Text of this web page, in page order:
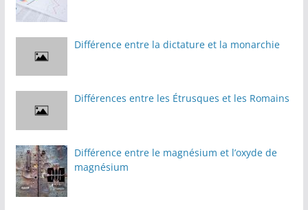
Différence entre la dictature et la monarchie
Différences entre les Étrusques et les Romains
Différence entre le magnésium et l’oxyde de
magnésium